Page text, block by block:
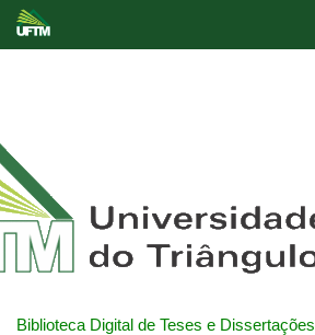
Biblioteca Digital de Teses e Dissertações